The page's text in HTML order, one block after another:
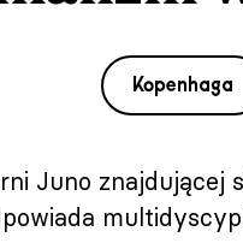
Kopenhaga
Juno znajdującej